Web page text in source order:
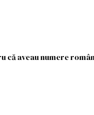
că aveau numere